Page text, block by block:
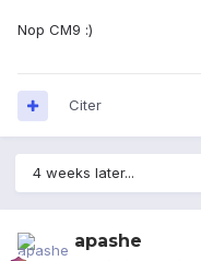
Nop CM9 :)
Citer
4 weeks later...
apashe